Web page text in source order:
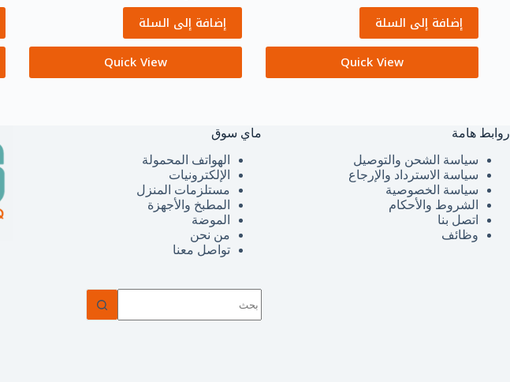
إضافة إلى السلة
Quick View
إضافة إلى السلة
Quick View
روابط هامة
سياسة الشحن والتوصيل
سياسة الاسترداد والإرجاع
سياسة الخصوصية
الشروط والأحكام
اتصل بنا
وظائف
ماي سوق
الهواتف المحمولة
الإلكترونيات
مستلزمات المنزل
المطبخ والأجهزة
الموضة
من نحن
تواصل معنا
توجد